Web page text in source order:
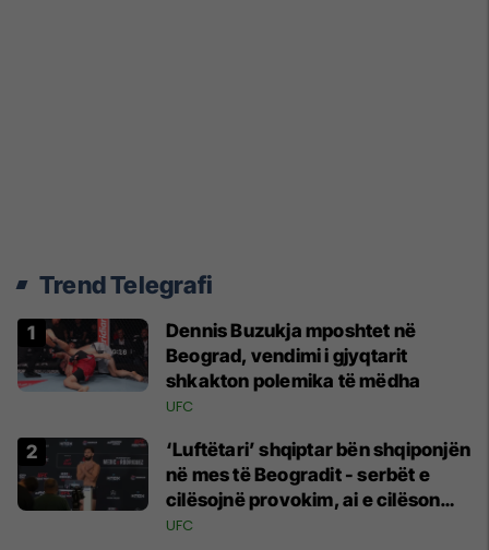
Trend Telegrafi
Dennis Buzukja mposhtet në
Beograd, vendimi i gjyqtarit
shkakton polemika të mëdha
UFC
‘Luftëtari’ shqiptar bën shqiponjën
në mes të Beogradit - serbët e
cilësojnë provokim, ai e cilëson
simbol të identitetit
UFC